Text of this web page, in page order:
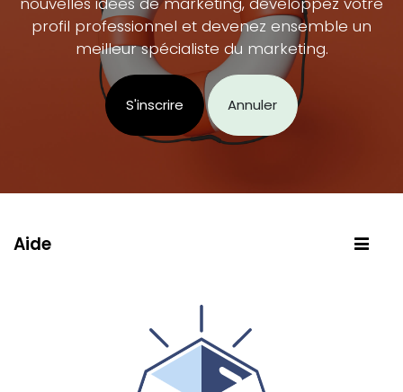
profil professionnel et devenez ensemble un
meilleur spécialiste du marketing.
S'inscrire Annuler
Aide